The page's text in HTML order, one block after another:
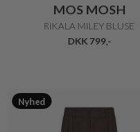
MOS MOSH
RIKALA MILEY BLUSE
DKK 799,-
Nyhed